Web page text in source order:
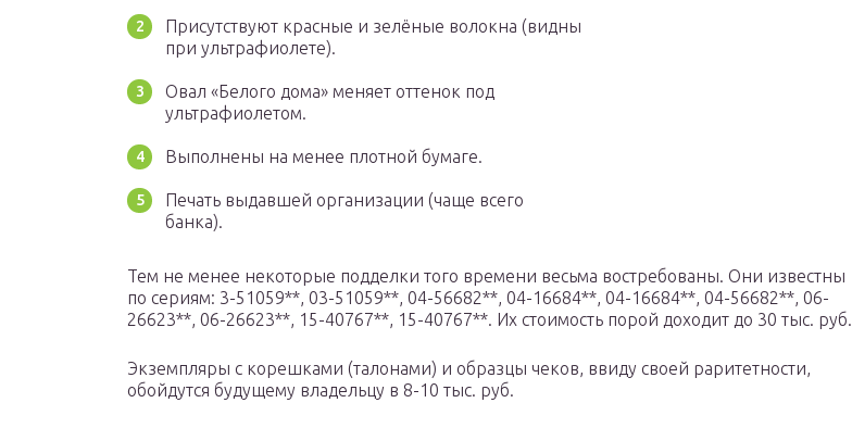
Присутствуют красные и зелёные волокна (видны
при ультрафиолете).
Овал «Белого дома» меняет оттенок под
ультрафиолетом.
Выполнены на менее плотной бумаге.
Печать выдавшей организации (чаще всего
банка).
Тем не менее некоторые подделки того времени весьма востребованы. Они известны
по сериям: 3-51059**, 03-51059**, 04-56682**, 04-16684**, 04-16684**, 04-56682**, 06-
26623**, 06-26623**, 15-40767**, 15-40767**. Их стоимость порой доходит до 30 тыс. руб.
Экземпляры с корешками (талонами) и образцы чеков, ввиду своей раритетности,
обойдутся будущему владельцу в 8-10 тыс. руб.